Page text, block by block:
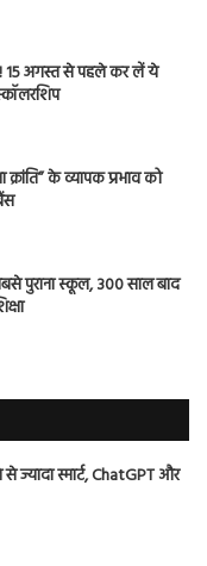
15 अगस्त से पहले कर लें ये
क्रांति” के व्यापक प्रभाव को
पुराना स्कूल, 300 साल बाद
ज्यादा स्मार्ट, ChatGPT और